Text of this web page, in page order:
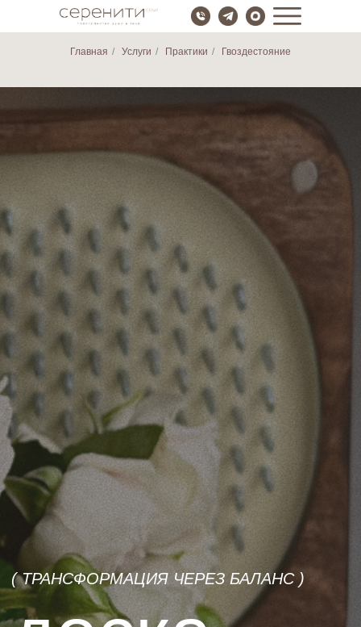
Главная / Услуги / Практики / Гвоздестояние
СТОЯНИЕ НА ДОСКЕ ИЗБАВЛЯЕТ ОТ
ВНУТРЕННИХ ЗАЖИМОВ И ТРЕНИРУЕТ
КОНЦЕНТРАЦИЮ
доска
садху
( ТРАНСФОРМАЦИЯ ЧЕРЕЗ БАЛАНС )